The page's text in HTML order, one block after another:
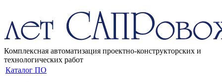
Комплексная автоматизация проектно-конструкторских и
технологических работ
Каталог ПО